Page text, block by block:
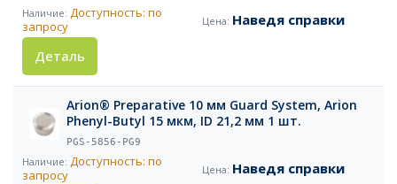
Доступность: по
запросу
Наведя справки
Деталь
Arion® Preparative 10 мм Guard System, Arion
Phenyl-Butyl 15 мкм, ID 21,2 мм 1 шт.
PGS-5856-PG9
Доступность: по
запросу
Наведя справки